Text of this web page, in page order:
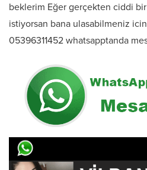
beklerim Eğer gerçekten ciddi
istiyorsan bana ulasabilmeniz icin
05396311452 whatsapptanda